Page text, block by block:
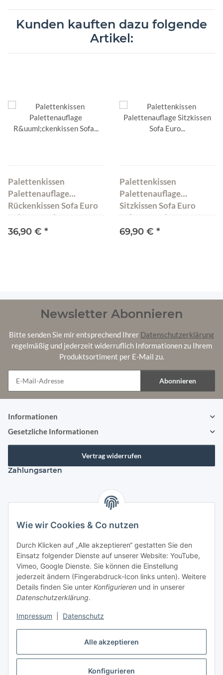
Alle akzeptieren
Konfigurieren
Wie wir Cookies & Co nutzen
Durch Klicken auf „Alle akzeptieren“ gestatten Sie den
Einsatz folgender Dienste auf unserer Website: YouTube,
Vimeo, Google Dienste. Sie können die Einstellung
jederzeit ändern (Fingerabdruck-Icon links unten). Weitere
Details finden Sie unter Konfigurieren und in unserer
Datenschutzerklärung.
Impressum Datenschutz
Kunden kauften dazu folgende
Artikel:
Palettenkissen
Palettenauflage
Rückenkissen Sofa Euro
Paletten Polster MH-
JC02 Dunkelbraun
36,90 € *
Palettenkissen
Palettenauflage
Sitzkissen Sofa Euro
Paletten Polster MH-
JC02 Dunkelbraun
69,90 € *
Newsletter Abonnieren
Bitte senden Sie mir entsprechend Ihrer Datenschutzerklärung
regelmäßig und jederzeit widerruflich Informationen zu Ihrem
Produktsortiment per E-Mail zu.
Abonnieren
Informationen
Gesetzliche Informationen
Vertrag widerrufen
Zahlungsarten
Versandarten
Kontakt
Mayaadi Home
Max-Planck-Str. 34
61184 Karben
Telefon: +49-6039-938080
info@mayaadi-home.de